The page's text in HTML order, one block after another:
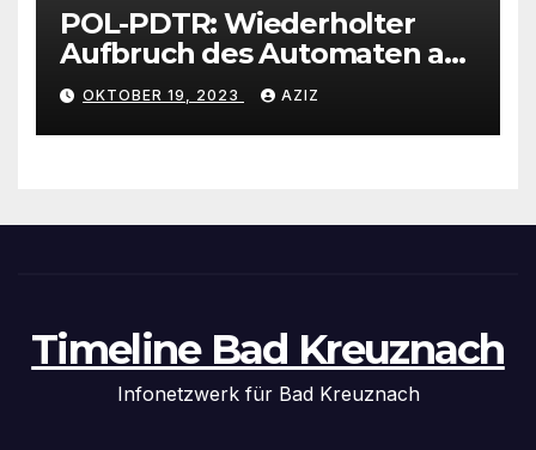
POL-PDTR: Wiederholter
Aufbruch des Automaten am
Wohnmobilstellplatz in
Hermeskeil am Labachweg
OKTOBER 19, 2023 AZIZ
Timeline Bad Kreuznach
Infonetzwerk für Bad Kreuznach